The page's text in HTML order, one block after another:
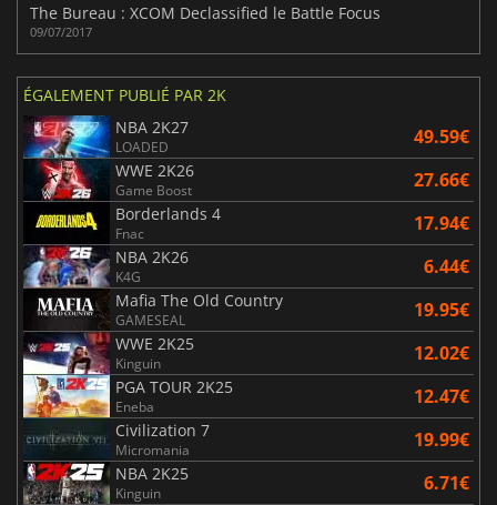
The Bureau : XCOM Declassified le Battle Focus
09/07/2017
ÉGALEMENT PUBLIÉ PAR 2K
NBA 2K27
LOADED 49.59€
WWE 2K26
Game Boost 27.66€
Borderlands 4
Fnac 17.94€
NBA 2K26
K4G 6.44€
Mafia The Old Country
GAMESEAL 19.95€
WWE 2K25
Kinguin 12.02€
PGA TOUR 2K25
Eneba 12.47€
Civilization 7
Micromania 19.99€
NBA 2K25
Kinguin 6.71€